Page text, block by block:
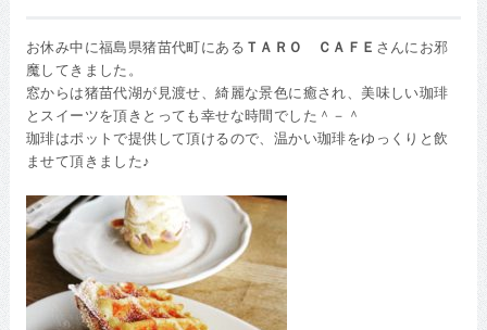
お休み中に福島県猪苗代町にある ＴＡＲＯ ＣＡＦＥ さんにお邪
魔してきました。
窓からは猪苗代湖が見渡せ、綺麗な景色に癒され、美味しい珈琲
とスイーツを頂きとっても幸せな時間でした＾－＾
珈琲はポットで提供して頂けるので、温かい珈琲をゆっくりと飲
ませて頂きました♪